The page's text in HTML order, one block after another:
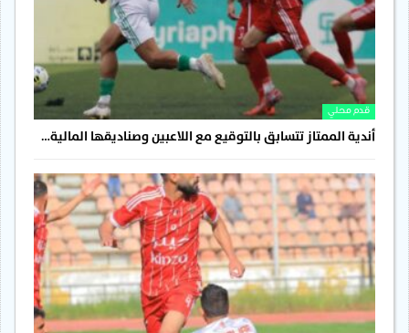
قدم محلي
أندية الممتاز تتسابق بالتوقيع مع اللاعبين وصناديقها المالية…